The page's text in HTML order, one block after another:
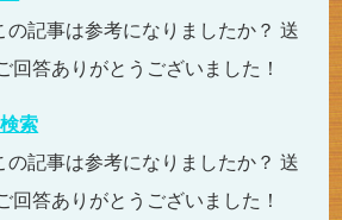
の記事は参考になりましたか？ 送
回答ありがとうございました！
索
の記事は参考になりましたか？ 送
回答ありがとうございました！